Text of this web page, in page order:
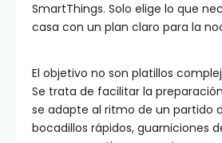
SmartThings. Solo elige lo que
casa con un plan claro para la
El objetivo no son platillos
Se trata de facilitar la
se adapte al ritmo de un partido
bocadillos rápidos, guarniciones